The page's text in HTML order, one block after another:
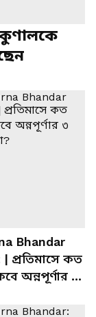
কুণালকে
Bhandar
প্রতিমাসে কত
অন্নপূর্ণার ৩